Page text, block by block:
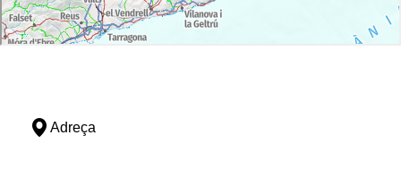
Adreça